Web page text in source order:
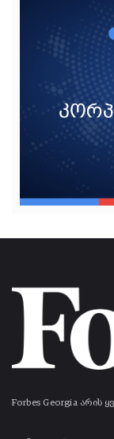
Forbes Georgia არის